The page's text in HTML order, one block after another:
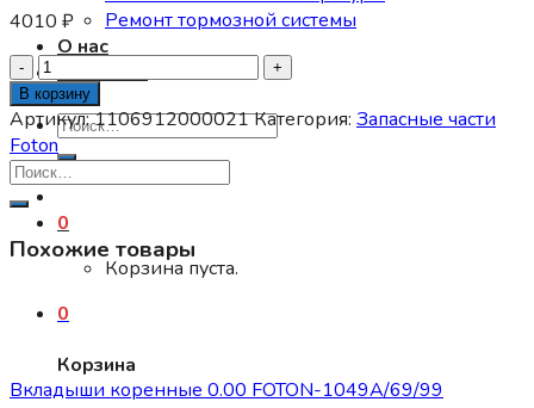
Ремонт тормозной системы
О нас
Контакты
Искать:
0
Корзина пуста.
0
Корзина
4010 ₽
Количество
товара
Глушитель
FOTON
1049A/1069/1099
В корзину
Артикул:1106912000021Категория: Запасные части
Foton
Похожие товары
Вкладыши коренные 0.00 FOTON-1049А/69/99